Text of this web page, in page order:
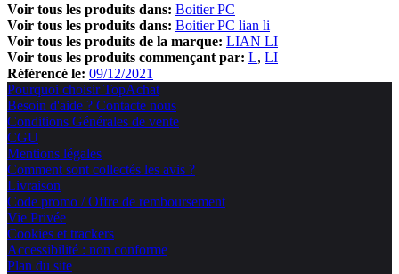
Voir tous les produits dans: Boitier PC
Voir tous les produits dans: Boitier PC lian li
Voir tous les produits de la marque: LIAN LI
Voir tous les produits commençant par: L LI
Référencé le: 09/12/2021
Pourquoi choisir TopAchat
Besoin d'aide ? Contacte nous
Conditions Générales de vente
CGU
Mentions légales
Comment sont collectés les avis ?
Livraison
Code promo / Offre de remboursement
Vie Privée
Cookies et trackers
Accessibilité : non conforme
Plan du site